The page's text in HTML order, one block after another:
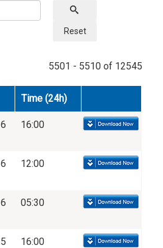
Reset
5501 - 5510 of 12545
Time (24h)
16:00
12:00
05:30
16:00